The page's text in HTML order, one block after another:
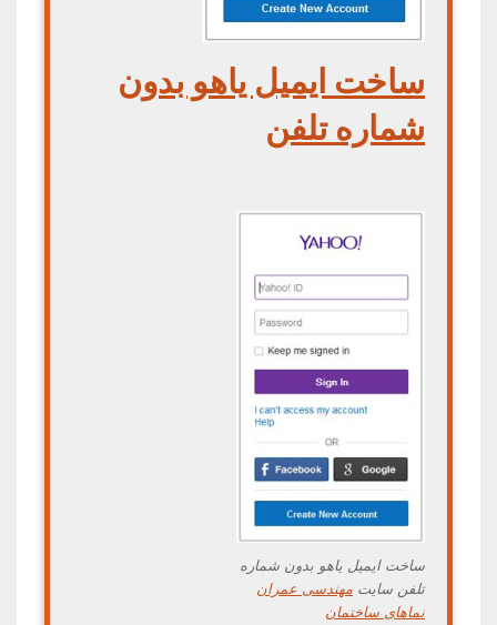
ساخت ایمیل یاهو بدون
شماره تلفن
ساخت ایمیل یاهو بدون شماره
تلفن سایت مهندسی عمران
نماهای ساختمان